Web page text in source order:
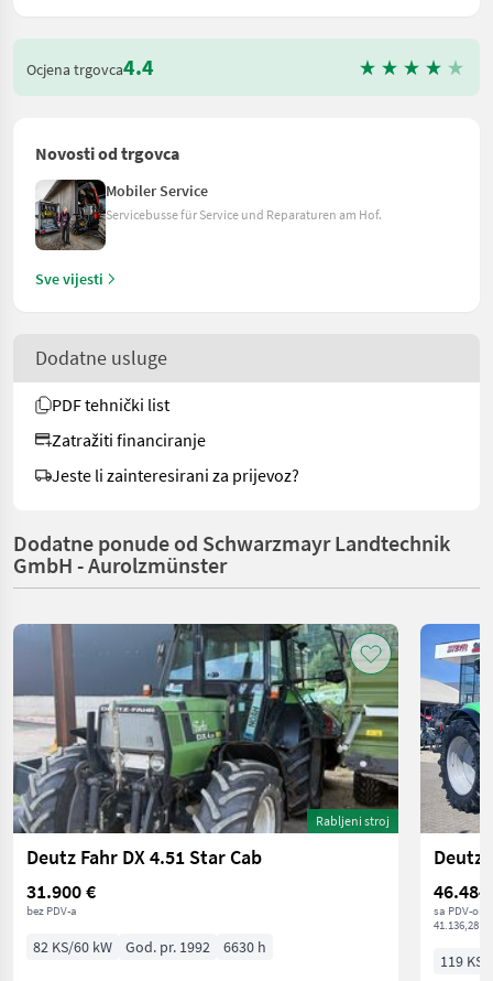
Ocjena trgovca4.4
Novosti od trgovca
Mobiler Service
Servicebusse für Service und Reparaturen am Hof.
Sve vijesti
Dodatne usluge
PDF tehnički list
Zatražiti financiranje
Jeste li zainteresirani za prijevoz?
Dodatne ponude od Schwarzmayr Landtechnik
GmbH - Aurolzmünster
Rabljeni stroj
Deutz Fahr DX 4.51 Star Cab
31.900 €
bez PDV-a
82 KS/60 kW God. pr. 1992 6630 h
Deutz
46.484
sa PDV-om
41.136,28 €
119 KS/